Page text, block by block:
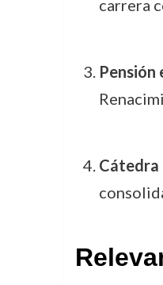
carrera
Pensión
Cátedra